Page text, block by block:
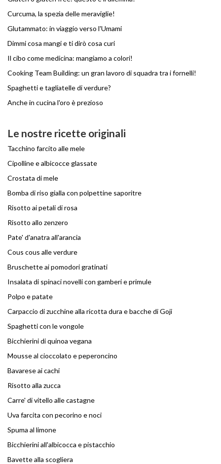
Curcuma, la spezia delle meraviglie!
Glutammato: in viaggio verso l'Umami
Dimmi cosa mangi e ti dirò cosa curi
Il cibo come medicina: mangiamo a colori!
Cooking Team Building: un gran lavoro di squadra tra i fornelli!
Spaghetti e tagliatelle di verdure?
Anche in cucina l'oro è prezioso
Le nostre ricette originali
Tacchino farcito alle mele
Cipolline e albicocce glassate
Crostata di mele
Bomba di riso gialla con polpettine saporitre
Risotto ai petali di rosa
Risotto allo zenzero
Pate' d'anatra all'arancia
Cous cous alle verdure
Bruschette ai pomodori gratinati
Insalata di spinaci novelli con gamberi e primule
Polpo e patate
Carpaccio di zucchine alla ricotta dura e bacche di Goji
Spaghetti con le vongole
Bicchierini di quinoa vegana
Mousse al cioccolato e peperoncino
Bavarese ai cachi
Risotto alla zucca
Carre' di vitello alle castagne
Uva farcita con pecorino e noci
Spuma al limone
Bicchierini all'albicocca e pistacchio
Bavette alla scogliera